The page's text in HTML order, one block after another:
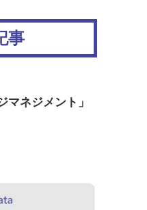
事
ネジメント」